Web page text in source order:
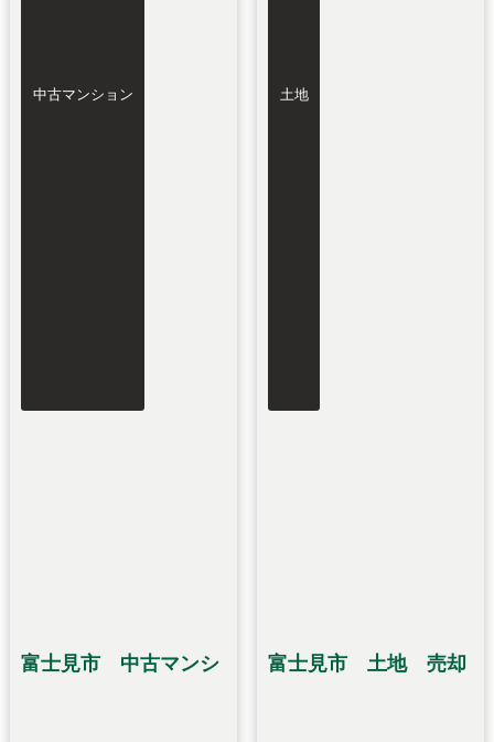
中古マンション
富士見市 中古マンシ
土地
富士見市 土地 売却